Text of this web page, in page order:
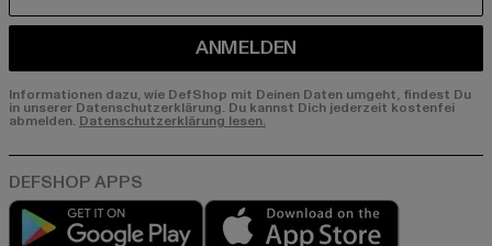
ANMELDEN
Informationen dazu, wie DefShop mit Deinen Daten umgeht, findest Du
in unserer Datenschutzerklärung. Du kannst Dich jederzeit kostenfei
abmelden. Datenschutzerklärung lesen.
Play market